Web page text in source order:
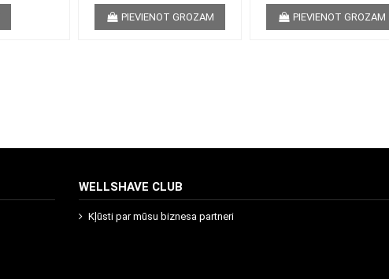
PIEVIENOT GROZAM PIEVIENOT GROZAM
WELLSHAVE CLUB
Kļūsti par mūsu biznesa partneri